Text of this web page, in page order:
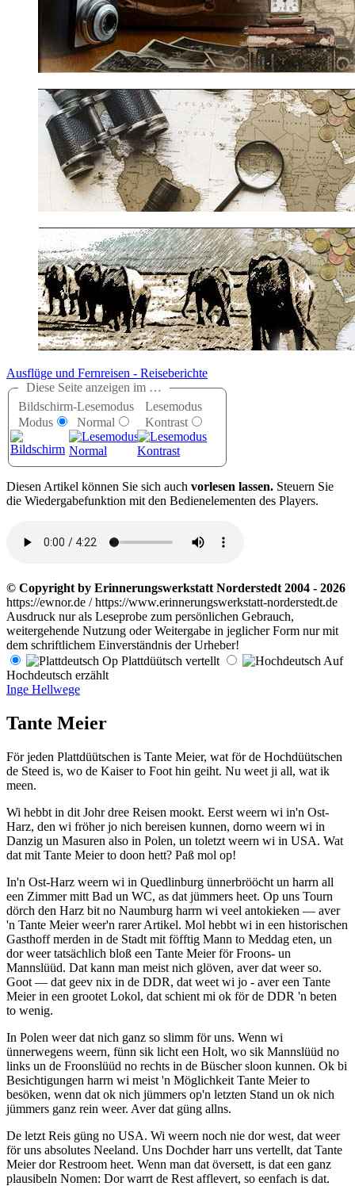
Ausflüge und Fernreisen - Reiseberichte
Diese Seite anzeigen im …
Bildschirm-
Modus
Lesemodus
Normal
Lesemodus
Kontrast
Diesen Artikel können Sie sich auch vorlesen lassen. Steuern Sie
die Wiedergabefunktion mit den Bedienelementen des Players.
© Copyright by Erinnerungswerkstatt Norderstedt 2004 - 2026
https://ewnor.de / https://www.erinnerungswerkstatt-norderstedt.de
Ausdruck nur als Leseprobe zum persönlichen Gebrauch,
weitergehende Nutzung oder Weitergabe in jeglicher Form nur mit
dem schriftlichem Einverständnis der Urheber!
Op Plattdüütsch vertellt
Auf
Hochdeutsch erzählt
Inge Hellwege
Tante Meier
För jeden Plattdüütschen is Tante Meier, wat för de Hochdüütschen
de Steed is, wo de Kaiser to Foot hin geiht. Nu weet ji all, wat ik
meen.
Wi hebbt in dit Johr dree Reisen mookt. Eerst weern wi in'n Ost-
Harz, den wi fröher jo nich bereisen kunnen, dorno weern wi in
Danzig un Masuren also in Polen, un toletzt weern wi in USA. Wat
dat mit Tante Meier to doon hett? Paß mol op!
In'n Ost-Harz weern wi in Quedlinburg ünnerbrööcht un harrn all
een Zimmer mitt Bad un WC, as dat jümmers heet. Op uns Tourn
dörch den Harz bit no Naumburg harrn wi veel antokieken — aver
'n Tante Meier weer'n rarer Artikel. Mol hebbt wi in een historischen
Gasthoff merden in de Stadt mit föfftig Mann to Meddag eten, un
dor weer tatsächlich bloß een Tante Meier för Froons- un
Mannslüüd. Dat kann man meist nich glöven, aver dat weer so.
Goot — dat geev nix in de DDR, dat weet wi jo - aver een Tante
Meier in een grootet Lokol, dat schient mi ok för de DDR 'n beten
to wenig.
In Polen weer dat nich ganz so slimm för uns. Wenn wi
ünnerwegens weern, fünn sik licht een Holt, wo sik Mannslüüd no
links un de Froonslüüd no rechts in de Büscher sloon kunnen. Ok bi
Besichtigungen harrn wi meist 'n Möglichkeit Tante Meier to
besöken, wenn dat ok nich jümmers op'n letzten Stand un ok nich
jümmers ganz rein weer. Aver dat güng allns.
De letzt Reis güng no USA. Wi weern noch nie dor west, dat weer
för uns absolutes Neeland. Uns Dochder harr uns vertellt, dat Tante
Meier dor Restroom heet. Wenn man dat översett, is dat een ganz
plausibeln Nomen: Dor warrt de Rest afflevert, so eenfach is dat.